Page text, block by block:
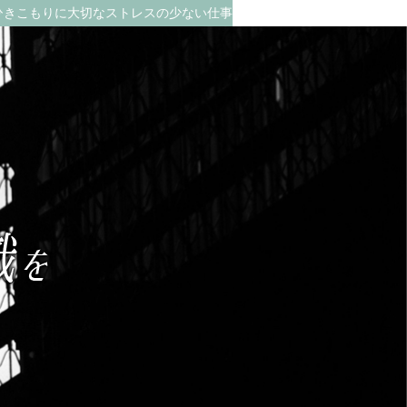
きこもりに大切なストレスの少ない仕事